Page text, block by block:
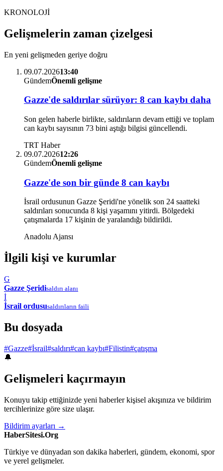
KRONOLOJİ
Gelişmelerin zaman çizelgesi
En yeni gelişmeden geriye doğru
09.07.202613:40
GündemÖnemli gelişme
Gazze'de saldırılar sürüyor: 8 can kaybı daha
Son gelen haberle birlikte, saldırıların devam ettiği ve toplam
can kaybı sayısının 73 bini aştığı bilgisi güncellendi.
TRT Haber
09.07.202612:26
GündemÖnemli gelişme
Gazze'de son bir günde 8 can kaybı
İsrail ordusunun Gazze Şeridi'ne yönelik son 24 saatteki
saldırıları sonucunda 8 kişi yaşamını yitirdi. Bölgedeki
çatışmalarda 17 kişinin de yaralandığı bildirildi.
Anadolu Ajansı
İlgili kişi ve kurumlar
G
Gazze Şeridisaldırı alanı
İ
İsrail ordususaldırıların faili
Bu dosyada
#Gazze#İsrail#saldırı#can kaybı#Filistin#çatışma
🔔
Gelişmeleri kaçırmayın
Konuyu takip ettiğinizde yeni haberler kişisel akışınıza ve bildirim
tercihlerinize göre size ulaşır.
Bildirim ayarları →
HaberSitesi.Org
Türkiye ve dünyadan son dakika haberleri, gündem, ekonomi, spor
ve yerel gelişmeler.